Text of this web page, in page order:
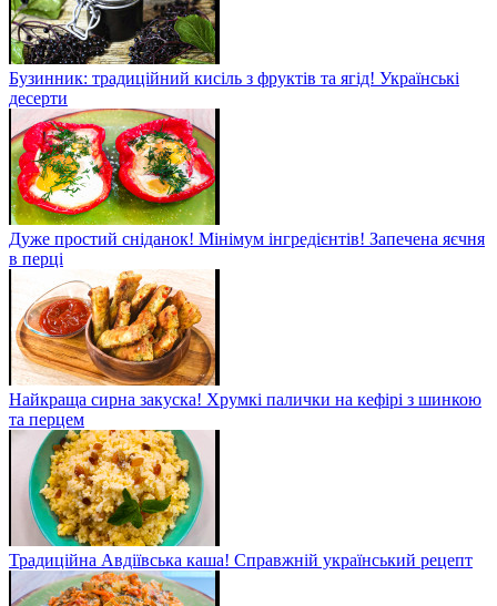
Бузинник: традиційний кисіль з фруктів та ягід! Українські
десерти
Дуже простий сніданок! Мінімум інгредієнтів! Запечена яєчня
в перці
Найкраща сирна закуска! Хрумкі палички на кефірі з шинкою
та перцем
Традиційна Авдіївська каша! Справжній український рецепт